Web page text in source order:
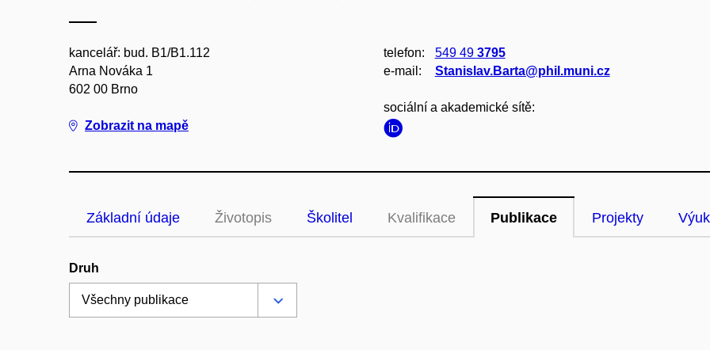
kancelář: bud. B1/B1.112
Arna Nováka 1
602 00 Brno
Zobrazit na mapě
telefon: 549 49 3795
e‑mail:
Stanislav.Barta@phil.muni.cz
sociální a akademické sítě:
Základní údaje Životopis Školitel Kvalifikace Publikace Projekty
Druh